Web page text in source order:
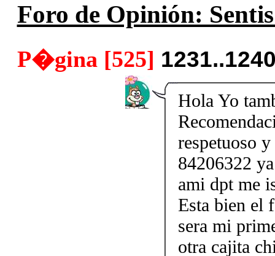
Foro de Opinión:
P�gina [525]
Hola Yo
respetuoso
84206322
ami dpt me
Esta bien el
sera mi
otra cajita